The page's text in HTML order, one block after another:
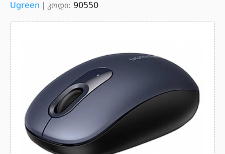
Ugreen | კოდი: 90550